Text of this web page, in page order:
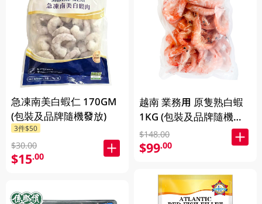
急凍南美白蝦仁 170GM
(包裝及品牌隨機發放)
3件$50
$30.00
$15.00
越南 業務用 原隻熟白蝦
1KG (包裝及品牌隨機發
放)
$148.00
$99.00